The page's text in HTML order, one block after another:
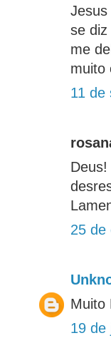
Jesus
se
me
muito
11 de
25 de
Muito
19 de